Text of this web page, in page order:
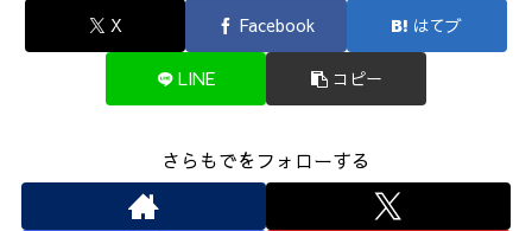
X Facebook はてブ
LINE コピー
さらもでをフォローする